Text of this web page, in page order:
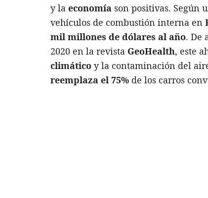
y la economía son positivas. Según
vehículos de combustión interna en
mil millones de dólares al año. De
2020 en la revista GeoHealth, este
climático y la contaminación del
reemplaza el 75% de los carros